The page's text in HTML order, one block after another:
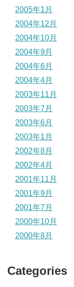
2005年1月
2004年12月
2004年10月
2004年9月
2004年6月
2004年4月
2003年11月
2003年7月
2003年6月
2003年1月
2002年8月
2002年4月
2001年11月
2001年9月
2001年7月
2000年10月
2000年8月
Categories